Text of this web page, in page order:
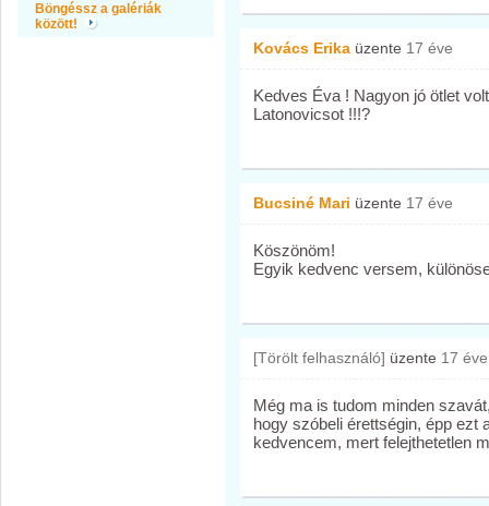
Böngéssz a galériák
között!
Kovács Erika üzente 17 éve
Kedves Éva ! Nagyon jó ötlet
Latonovicsot !!!?
Bucsiné Mari üzente 17 éve
Köszönöm!
Egyik kedvenc versem,
[Törölt felhasználó] üzente 17 éve
Még ma is tudom minden
hogy szóbeli érettségin, épp ezt
kedvencem, mert felejthetetlen